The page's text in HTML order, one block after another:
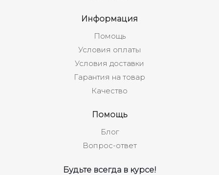
Информация
Помощь
Условия оплаты
Условия доставки
Гарантия на товар
Качество
Помощь
Блог
Вопрос-ответ
Будьте всегда в курсе!